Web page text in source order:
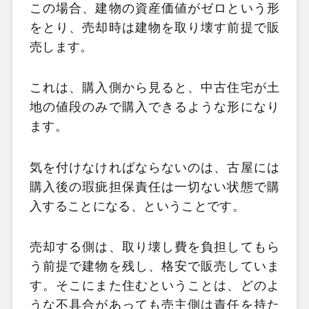
この場合、建物の資産価値がゼロという形
をとり、売却時は建物を取り壊す前提で販
売します。
これは、購入側から見ると、中古住宅が土
地の値段のみで購入できるような形になり
ます。
気を付けなければならないのは、古屋には
購入後の瑕疵担保責任は一切ない状態で購
入することになる、ということです。
売却する側は、取り壊し費を負担してもら
う前提で建物を残し、格安で販売していま
す。そこにまた住むということは、どのよ
うな不具合があっても売主側は責任を持た